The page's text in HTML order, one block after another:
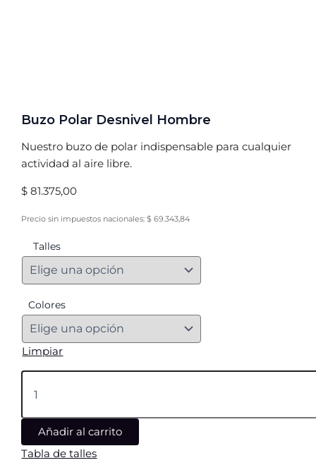
Buzo Polar Desnivel Hombre
Nuestro buzo de polar indispensable para cualquier
actividad al aire libre.
$ 81.375,00
Precio sin impuestos nacionales:$ 69.343,84
Talles
Colores
Limpiar
Añadir al carrito
Tabla de talles